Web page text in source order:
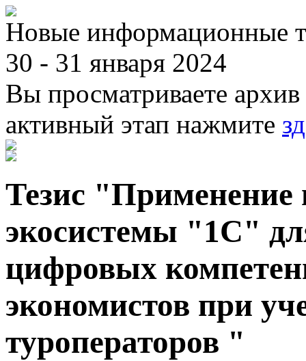
Новые информационные
30 - 31 января 2024
Вы просматриваете
активный этап нажмите
Тезис
экосистемы "1С"
цифровых
экономистов при
туроператоров "